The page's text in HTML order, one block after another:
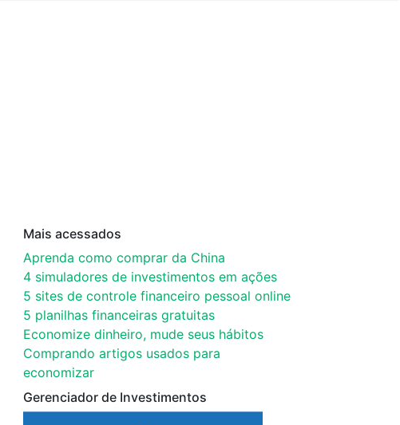
Mais acessados
Aprenda como comprar da China
4 simuladores de investimentos em ações
5 sites de controle financeiro pessoal online
5 planilhas financeiras gratuitas
Economize dinheiro, mude seus hábitos
Comprando artigos usados para
economizar
Gerenciador de Investimentos